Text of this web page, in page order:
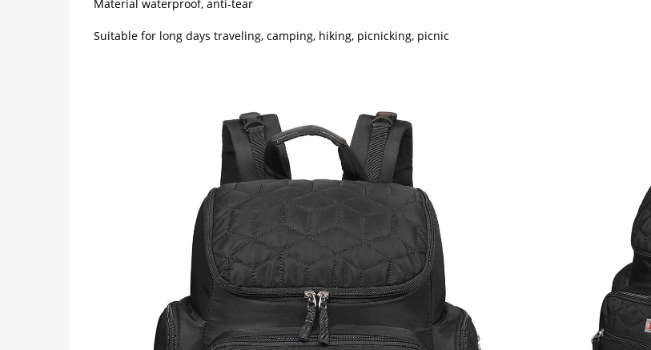
Material waterproof, anti-tear
Suitable for long days traveling, camping, hiking, picnicking, picnic